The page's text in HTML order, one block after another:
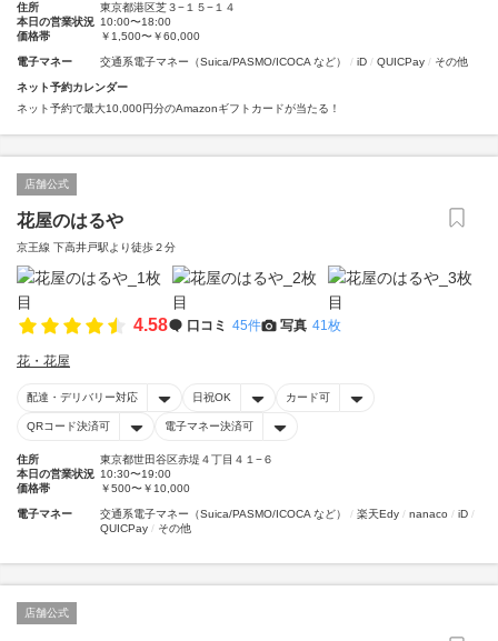
住所
東京都港区芝３−１５−１４
本日の営業状況 10:00〜18:00
価格帯
￥1,500〜￥60,000
電子マネー 交通系電子マネー（Suica/PASMO/ICOCA など） iD QUICPay その他
ネット予約カレンダー
ネット予約で最大10,000円分のAmazonギフトカードが当たる！
店舗公式
花屋のはるや
京王線 下高井戸駅より徒歩２分
4.58 口コミ 45件 写真 41枚
花・花屋
配達・デリバリー対応 日祝OK カード可
QRコード決済可 電子マネー決済可
住所
東京都世田谷区赤堤４丁目４１−６
本日の営業状況 10:30〜19:00
価格帯
￥500〜￥10,000
電子マネー 交通系電子マネー（Suica/PASMO/ICOCA など） 楽天Edy nanaco
iD
QUICPay
その他
店舗公式